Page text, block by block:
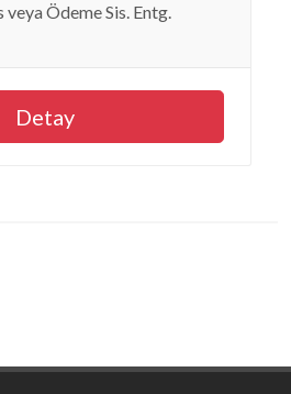
veya Ödeme Sis. Entg.
Detay